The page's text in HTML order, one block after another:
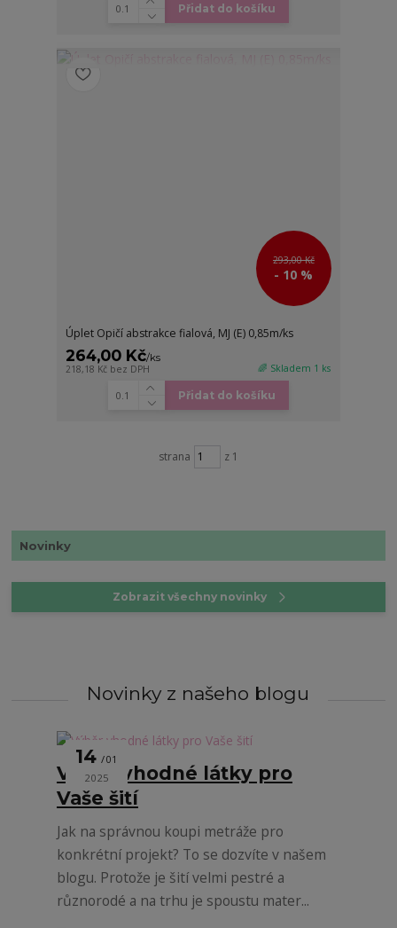
Novinky
Zobrazit všechny novinky
Přidat do košíku
293,00 Kč
- 10 %
Úplet Opičí abstrakce fialová, MJ (E) 0,85m/ks
264,00 Kč/ks
218,18 Kč bez DPH 🌈 Skladem 1 ks
Přidat do košíku
strana z 1
Novinky z našeho blogu
14 01
2025
Výběr vhodné látky pro
Vaše šití
Jak na správnou koupi metráže pro
konkrétní projekt? To se dozvíte v našem
blogu. Protože je šití velmi pestré a
různorodé a na trhu je spoustu mater...